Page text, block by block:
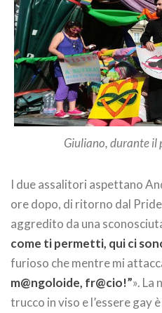
Giuliano, durante il
I due assalitori aspettano
ore dopo, di ritorno dal
aggredito da una
come ti permetti, qui ci
furioso che mentre mi
m@ngoloide, fr@cio!”». La
trucco in viso e l’essere gay